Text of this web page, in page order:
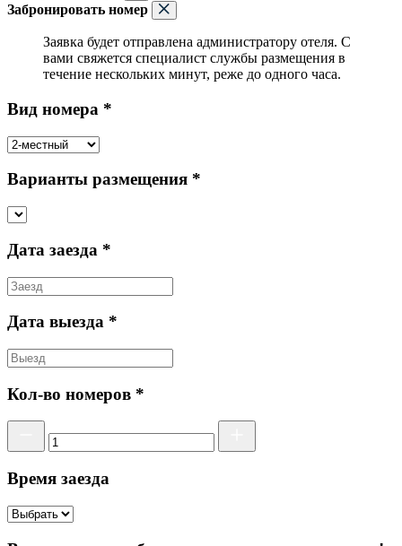
Забронировать номер
Заявка будет отправлена администратору отеля. С
вами свяжется специалист службы размещения в
течение нескольких минут, реже до одного часа.
Вид номера *
Варианты размещения *
Дата заезда *
Дата выезда *
Кол-во номеров *
Время заезда